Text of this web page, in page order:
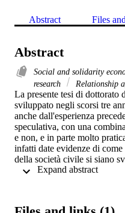
Abstract Files
Abstract
Social and solidarity
research
Relationship
La presente tesi di dottorato
sviluppato negli scorsi tre
anche dall'esperienza
speculativa, con una
e non, e in parte molto
infatti date evidenze di
della società civile si siano
confronti tanto del